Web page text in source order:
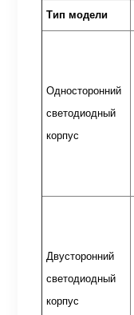
Тип модели
Односторонний
светодиодный
корпус
Двусторонний
светодиодный
корпус